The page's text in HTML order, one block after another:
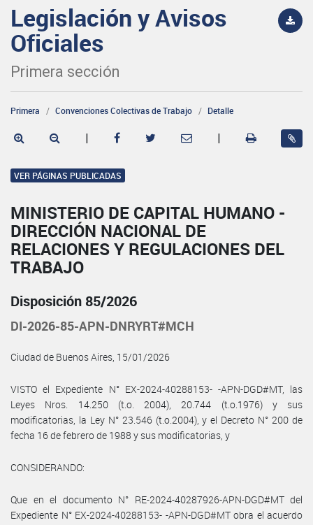
Legislación y Avisos
Oficiales
Primera sección
Primera Convenciones Colectivas de Trabajo Detalle
| |
VER PÁGINAS PUBLICADAS
MINISTERIO DE CAPITAL HUMANO -
DIRECCIÓN NACIONAL DE
RELACIONES Y REGULACIONES DEL
TRABAJO
Disposición 85/2026
DI-2026-85-APN-DNRYRT#MCH
Ciudad de Buenos Aires, 15/01/2026
VISTO el Expediente N° EX-2024-40288153- -APN-DGD#MT, las
Leyes Nros. 14.250 (t.o. 2004), 20.744 (t.o.1976) y sus
modificatorias, la Ley N° 23.546 (t.o.2004), y el Decreto N° 200 de
fecha 16 de febrero de 1988 y sus modificatorias, y
CONSIDERANDO:
Que en el documento N° RE-2024-40287926-APN-DGD#MT del
Expediente N° EX-2024-40288153- -APN-DGD#MT obra el acuerdo